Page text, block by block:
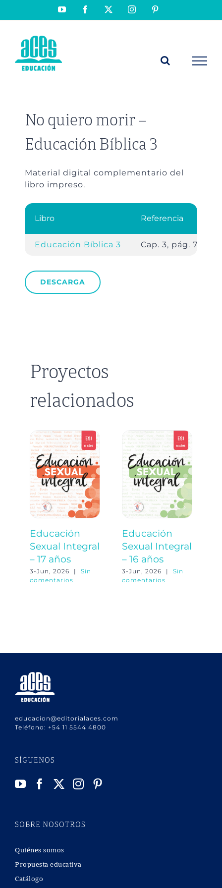
YouTubeFacebook Instagram
No quiero morir –
Educación Bíblica 3
Material digital complementario del
libro impreso.
Libro Referencia
Educación Bíblica 3 Cap. 3, pág. 79.
DESCARGA
Proyectos
relacionados
Educación
Sexual Integral
– 17 años
3-Jun, 2026 |
Sin
comentarios
Educación
Sexual Integral
– 16 años
3-Jun, 2026 |
Sin
comentarios
educacion@editorialaces.com
Teléfono: +54 11 5544 4800
SÍGUENOS
SOBRE NOSOTROS
Quiénes somos
Propuesta educativa
Catálogo